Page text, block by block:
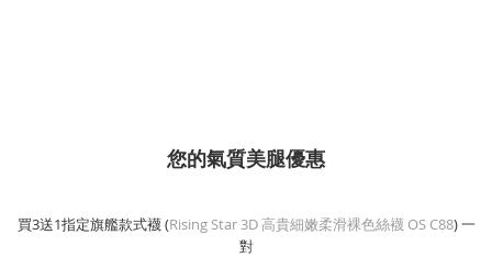
您的氣質美腿優惠
買3送1指定旗艦款式襪 (Rising Star 3D 高貴細嫩柔滑裸色絲襪 OS C88) 一
對